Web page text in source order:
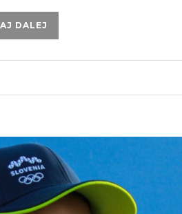
DALEJ